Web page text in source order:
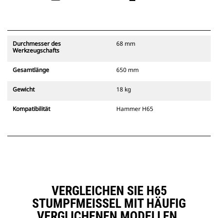
Durchmesser des
Werkzeugschafts
68 mm
Gesamtlänge 650 mm
Gewicht 18 kg
Kompatibilität Hammer H65
VERGLEICHEN SIE H65
STUMPFMEISSEL MIT HÄUFIG V